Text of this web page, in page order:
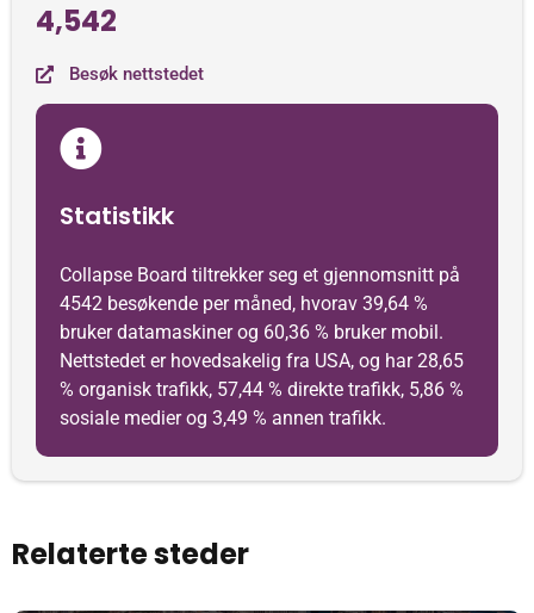
4,542
Besøk nettstedet
Statistikk
Collapse Board tiltrekker seg et gjennomsnitt på
4542 besøkende per måned, hvorav 39,64 %
bruker datamaskiner og 60,36 % bruker mobil.
Nettstedet er hovedsakelig fra USA, og har 28,65
% organisk trafikk, 57,44 % direkte trafikk, 5,86 %
sosiale medier og 3,49 % annen trafikk.
Relaterte steder